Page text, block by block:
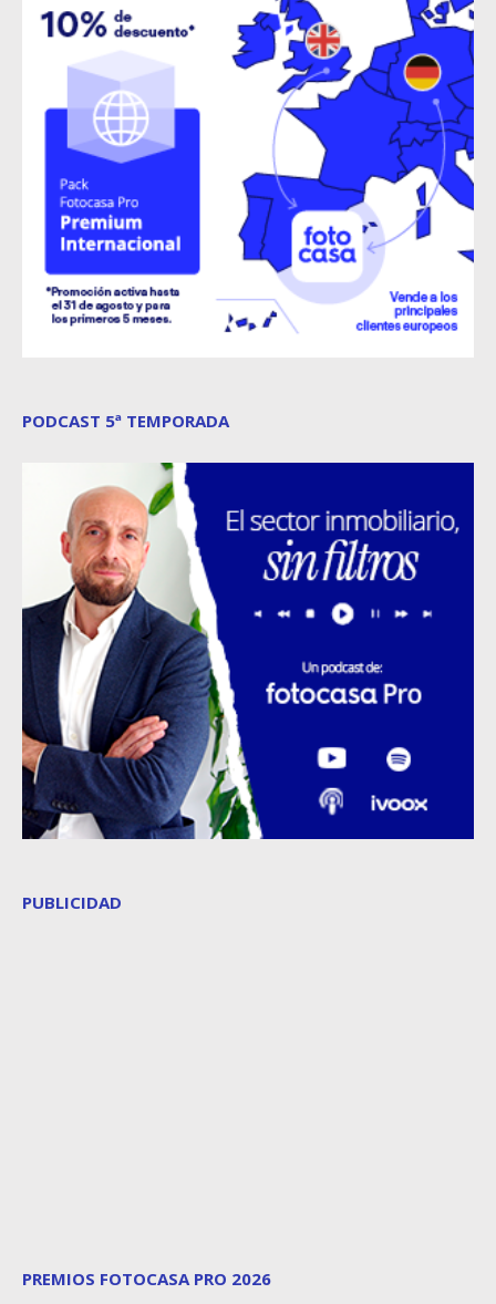
PODCAST 5ª TEMPORADA
PUBLICIDAD
PREMIOS FOTOCASA PRO 2026